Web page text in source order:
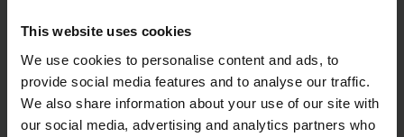
This website uses cookies
We use cookies to personalise content and ads, to
provide social media features and to analyse our traffic.
We also share information about your use of our site with
our social media, advertising and analytics partners who